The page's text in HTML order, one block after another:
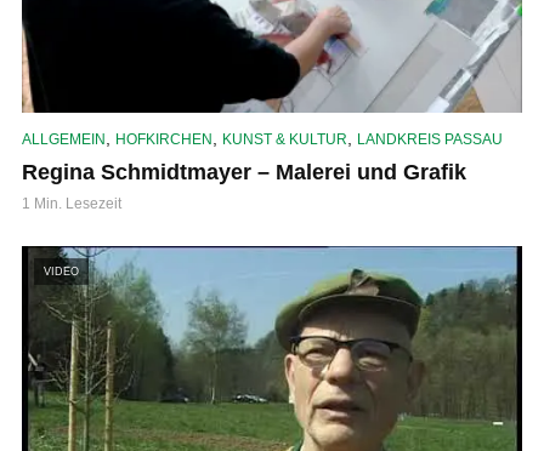
ALLGEMEIN HOFKIRCHEN KUNST & KULTUR LANDKREIS PASSAU
Regina Schmidtmayer – Malerei und Grafik
1 Min. Lesezeit
VIDEO